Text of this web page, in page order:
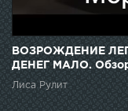
ВОЗРОЖДЕНИЕ
ДЕНЕГ МАЛО.
Лиса Рулит